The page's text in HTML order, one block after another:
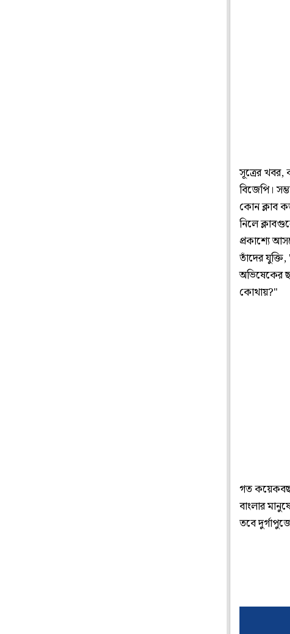
সূত্রের খবর,
বিজেপি।
কোন ক্লাব
নিলে
প্রকাশ্যে
তাঁদের
অভিষেকের
কোথায়?"
গত
বাংলার
তবে